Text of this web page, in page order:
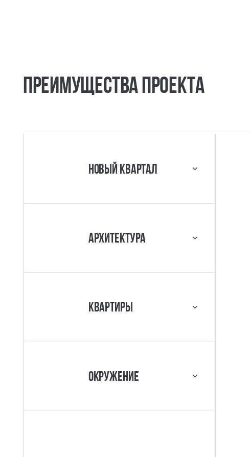
Преимущества проекта
Новый квартал
Архитектура
Квартиры
Окружение